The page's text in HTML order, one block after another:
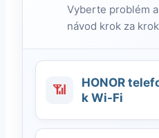
Vyberte problém
návod krok za
📶
HONOR
k Wi-Fi